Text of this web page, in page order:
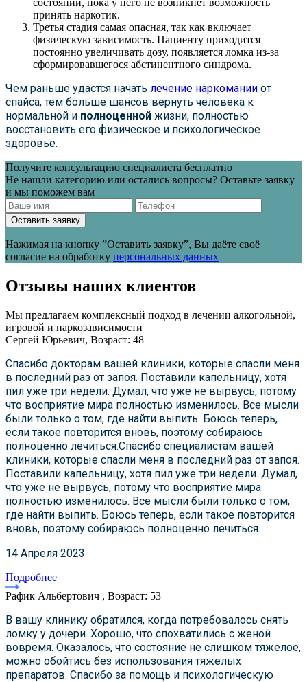
принять наркотик.
Третья стадия самая опасная, так как включает
физическую зависимость. Пациенту приходится
постоянно увеличивать дозу, появляется ломка из-за
сформировавшегося абстинентного синдрома.
Чем раньше удастся начать лечение наркомании от
спайса, тем больше шансов вернуть человека к
нормальной и полноценной жизни, полностью
восстановить его физическое и психологическое
здоровье.
Получите консультацию специалиста бесплатно
Не нашли категорию или остались вопросы? Оставьте заявку
и мы поможем вам
Оставить заявку
Нажимая на кнопку ”Оставить заявку”, Вы даёте своё
согласие на обработку персональных данных
Отзывы наших клиентов
Мы предлагаем комплексный подход в лечении алкогольной,
игровой и наркозависимости
Сергей Юрьевич, Возраст: 48
Спасибо докторам вашей клиники, которые спасли меня
в последний раз от запоя. Поставили капельницу, хотя
пил уже три недели. Думал, что уже не вырвусь, потому
что восприятие мира полностью изменилось. Все мысли
были только о том, где найти выпить. Боюсь теперь,
если такое повторится вновь, поэтому собираюсь
полноценно лечиться.Спасибо специалистам вашей
клиники, которые спасли меня в последний раз от запоя.
Поставили капельницу, хотя пил уже три недели. Думал,
что уже не вырвусь, потому что восприятие мира
полностью изменилось. Все мысли были только о том,
где найти выпить. Боюсь теперь, если такое повторится
вновь, поэтому собираюсь полноценно лечиться.
14 Апреля 2023
Подробнее
Рафик Альбертович , Возраст: 53
В вашу клинику обратился, когда потребовалось снять
ломку у дочери. Хорошо, что спохватились с женой
вовремя. Оказалось, что состояние не слишком тяжелое,
можно обойтись без использования тяжелых
препаратов. Спасибо за помощь и психологическую